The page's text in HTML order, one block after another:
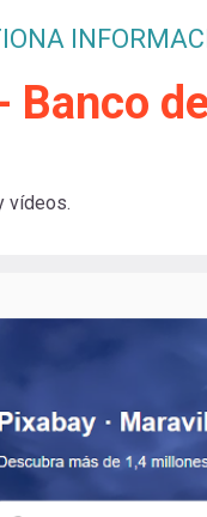
Banco
vídeos.